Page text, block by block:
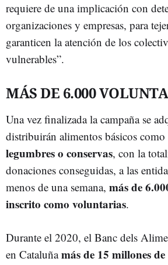
requiere de una implicación con
organizaciones y empresas, para
garanticen la atención de los
vulnerables”.
MÁS DE 6.000
Una vez finalizada la campaña se
distribuirán alimentos básicos como
legumbres o conservas, con la
donaciones conseguidas, a las
menos de una semana, más de
inscrito como voluntarias.
Durante el 2020, el Banc dels
en Cataluñamás de 15 millones